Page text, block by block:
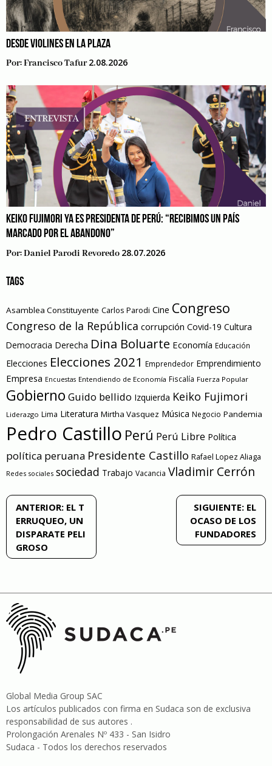
DESDE VIOLINES EN LA PLAZA
Por:Francisco Tafur 2.08.2026
KEIKO FUJIMORI YA ES PRESIDENTA DE PERÚ: “RECIBIMOS UN PAÍS
MARCADO POR EL ABANDONO”
Por:Daniel Parodi Revoredo 28.07.2026
TAGS
Asamblea Constituyente Carlos Parodi Cine Congreso
Congreso de la República corrupción Covid-19 Cultura
Democracia Derecha Dina Boluarte Economía Educación
Elecciones Elecciones 2021 Emprendedor Emprendimiento
Empresa Encuestas Entendiendo de Economía Fiscalía Fuerza Popular
Gobierno Guido bellido Izquierda Keiko Fujimori
Liderazgo Lima Literatura Mirtha Vasquez Música Negocio Pandemia
Pedro Castillo Perú Perú Libre Política
política peruana Presidente Castillo Rafael Lopez Aliaga
Redes sociales sociedad Trabajo Vacancia Vladimir Cerrón
Navegación
de
entradas
ANTERIOR: EL T
ERRUQUEO, UN
DISPARATE PELI
GROSO
SIGUIENTE: EL
OCASO DE LOS
FUNDADORES
Global Media Group SAC
Los artículos publicados con firma en Sudaca son de exclusiva
responsabilidad de sus autores .
Prolongación Arenales Nº 433 - San Isidro
Sudaca - Todos los derechos reservados